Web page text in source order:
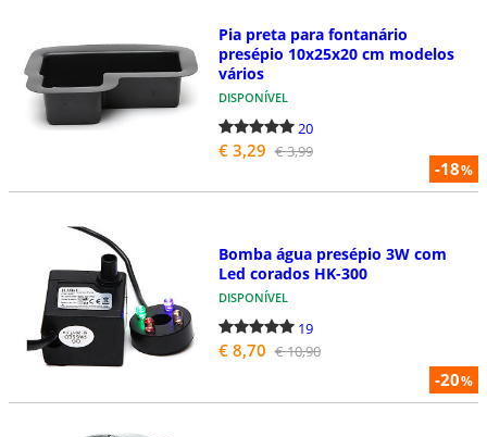
-18%
Pia preta para fontanário
presépio 10x25x20 cm modelos
vários
DISPONÍVEL
20
€ 3,29 € 3,99
-20%
Bomba água presépio 3W com
Led corados HK-300
DISPONÍVEL
19
€ 8,70 € 10,90